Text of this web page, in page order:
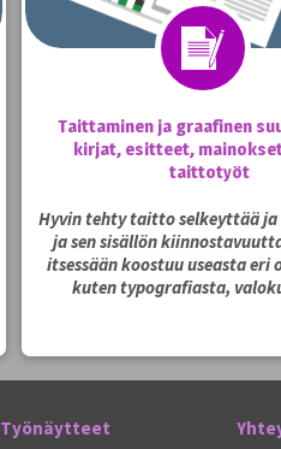
Taittaminen ja graafinen
kirjat, esitteet,
taittotyöt
Hyvin tehty taitto selkeyttää ja
ja sen sisällön
itsessään koostuu useasta eri
kuten typografiasta,
Työnäytteet